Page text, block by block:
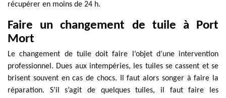
récupérer en moins de 24 h.
Faire un changement de tuile à Port
Mort
Le changement de tuile doit faire l’objet d’une intervention
professionnel. Dues aux intempéries, les tuiles se cassent et se
brisent souvent en cas de chocs. Il faut alors songer à faire la
réparation. S’il s’agit de quelques tuiles, il faut faire les